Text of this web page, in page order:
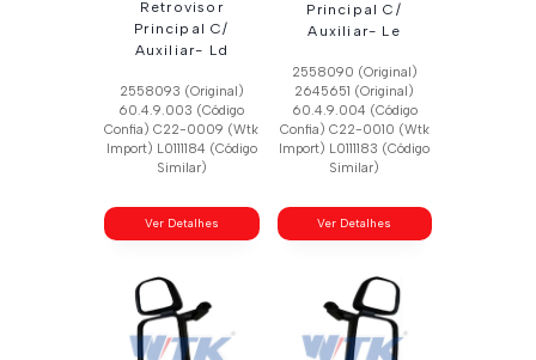
Retrovisor
Principal C/
Auxiliar- Ld
2558093 (Original)
60.4.9.003 (Código
Confia) C22-0009 (Wtk
Import) L0111184 (Código
Similar)
Ver Detalhes
Principal C/
Auxiliar- Le
2558090 (Original)
2645651 (Original)
60.4.9.004 (Código
Confia) C22-0010 (Wtk
Import) L0111183 (Código
Similar)
Ver Detalhes